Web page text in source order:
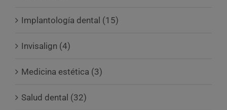
Implantología dental (15)
Invisalign (4)
Medicina estética (3)
Salud dental (32)